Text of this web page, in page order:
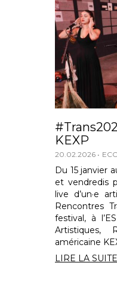
KEXP
20.02.2026
Du 15 janvier
et vendredis
live d’un·e
Rencontres
festival, à
Artistiques,
américaine
LIRE LA